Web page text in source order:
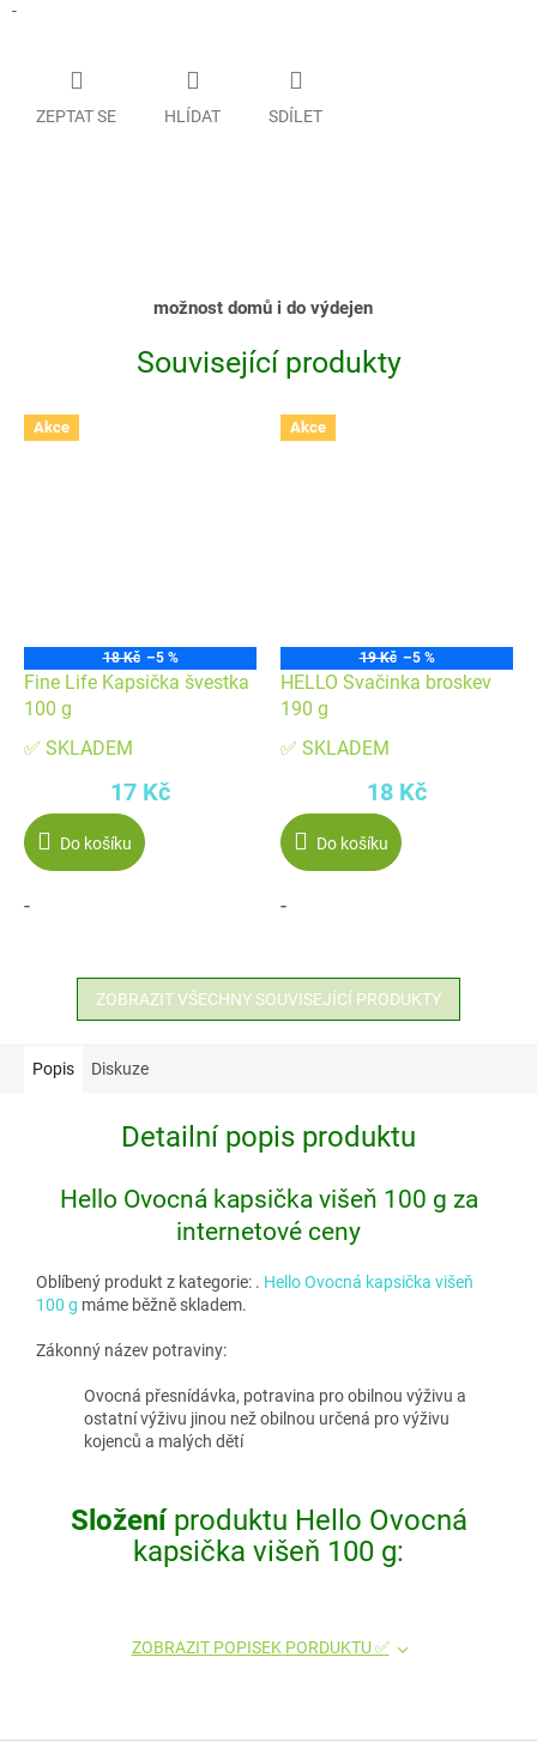
-
ZEPTAT SE HLÍDAT SDÍLET
možnost domů i do výdejen
Související produkty
Akce
18 Kč –5 %
Fine Life Kapsička švestka
100 g
✅ SKLADEM
17 Kč
Do košíku
-
Akce
19 Kč –5 %
HELLO Svačinka broskev
190 g
✅ SKLADEM
18 Kč
Do košíku
-
ZOBRAZIT VŠECHNY SOUVISEJÍCÍ PRODUKTY
Popis Diskuze
Detailní popis produktu
Hello Ovocná kapsička višeň 100 g za
internetové ceny
Oblíbený produkt z kategorie: . Hello Ovocná kapsička višeň
100 g máme běžně skladem.
Zákonný název potraviny:
Ovocná přesnídávka, potravina pro obilnou výživu a
ostatní výživu jinou než obilnou určená pro výživu
kojenců a malých dětí
Složeníproduktu Hello Ovocná
kapsička višeň 100 g:
ZOBRAZIT POPISEK PORDUKTU ✅